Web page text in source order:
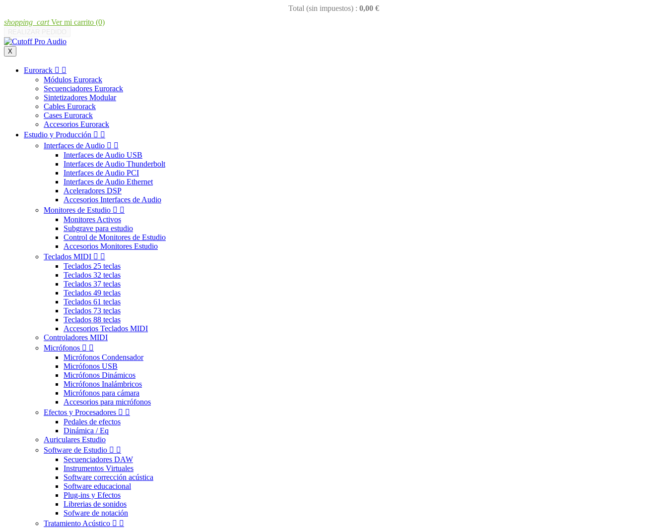
Total (sin impuestos) : 0,00 €
shopping_cart Ver mi carrito (0)
X
Eurorack  
Módulos Eurorack
Secuenciadores Eurorack
Sintetizadores Modular
Cables Eurorack
Cases Eurorack
Accesorios Eurorack
Estudio y Producción  
Interfaces de Audio  
Interfaces de Audio USB
Interfaces de Audio Thunderbolt
Interfaces de Audio PCI
Interfaces de Audio Ethernet
Aceleradores DSP
Accesorios Interfaces de Audio
Monitores de Estudio  
Monitores Activos
Subgrave para estudio
Control de Monitores de Estudio
Accesorios Monitores Estudio
Teclados MIDI  
Teclados 25 teclas
Teclados 32 teclas
Teclados 37 teclas
Teclados 49 teclas
Teclados 61 teclas
Teclados 73 teclas
Teclados 88 teclas
Accesorios Teclados MIDI
Controladores MIDI
Micrófonos  
Micrófonos Condensador
Micrófonos USB
Micrófonos Dinámicos
Micrófonos Inalámbricos
Micrófonos para cámara
Accesorios para micrófonos
Efectos y Procesadores  
Pedales de efectos
Dinámica / Eq
Auriculares Estudio
Software de Estudio  
Secuenciadores DAW
Instrumentos Virtuales
Software corrección acústica
Software educacional
Plug-ins y Efectos
Librerias de sonidos
Sofware de notación
Tratamiento Acústico  